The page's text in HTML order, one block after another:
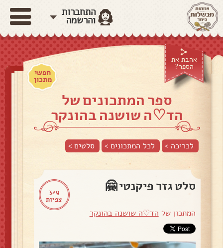
התחברות
והרשמה
אהבת את
הספר?
חפשי
מתכון
ספר המתכונים של
הד♡ה שושנה בהונקר
לכריכה > לכל המתכונים > סלטים>
329
צפיות
סלט גזר פיקנטי 🤗
המתכון של הד♡ה שושנה בהונקר